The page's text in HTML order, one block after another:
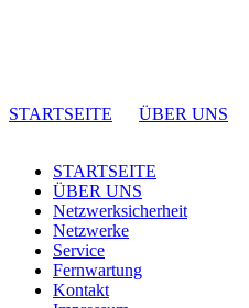
STARTSEITE ÜBER UNS
STARTSEITE
ÜBER UNS
Netzwerksicherheit
Netzwerke
Service
Fernwartung
Kontakt